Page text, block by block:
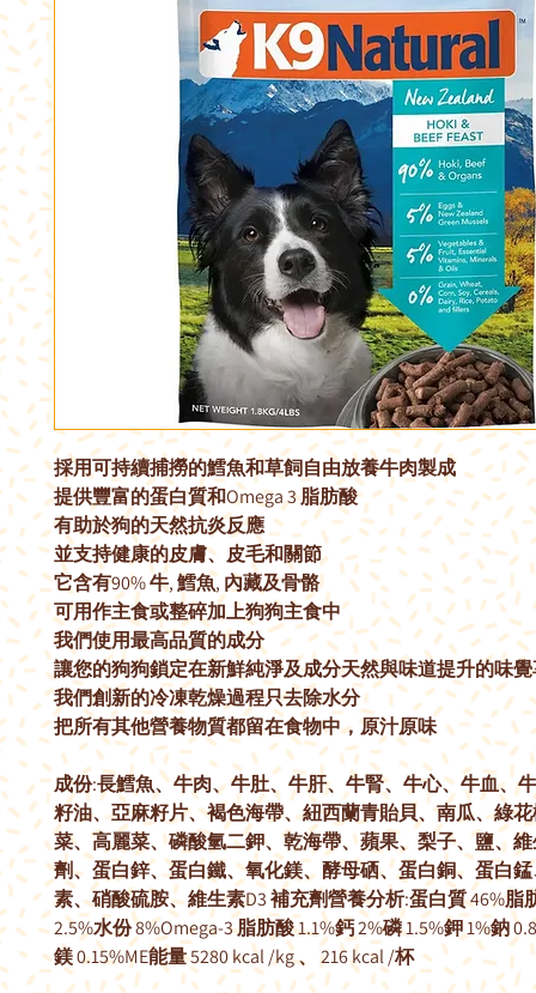
採用可持續捕撈的鱈魚和草飼自由放養牛肉製成
提供豐富的蛋白質和Omega 3 脂肪酸
有助於狗的天然抗炎反應
並支持健康的皮膚、皮毛和關節
它含有90% 牛, 鱈魚, 內藏及骨骼
可用作主食或整碎加上狗狗主食中
我們使用最高品質的成分
讓您的狗狗鎖定在新鮮純淨及成分天然與味道提升的味
我們創新的冷凍乾燥過程只去除水分
把所有其他營養物質都留在食物中，原汁原味
成份:長鱈魚、牛肉、牛肚、牛肝、牛腎、牛心、牛血、
籽油、亞麻籽片、褐色海帶、紐西蘭青貽貝、南瓜、綠
菜、高麗菜、磷酸氫二鉀、乾海帶、蘋果、梨子、鹽、維
劑、蛋白鋅、蛋白鐵、氧化鎂、酵母硒、蛋白銅、蛋白
素、硝酸硫胺、維生素D3 補充劑營養分析:蛋白質 46%脂
2.5%水份 8%Omega-3 脂肪酸 1.1%鈣 2%磷 1.5%鉀 1%鈉
鎂 0.15%ME能量 5280 kcal /kg 、 216 kcal /杯